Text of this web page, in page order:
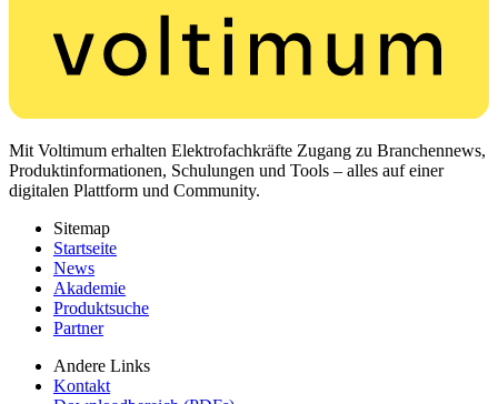
Mit Voltimum erhalten Elektrofachkräfte Zugang zu Branchennews,
Produktinformationen, Schulungen und Tools – alles auf einer
digitalen Plattform und Community.
Sitemap
Startseite
News
Akademie
Produktsuche
Partner
Andere Links
Kontakt